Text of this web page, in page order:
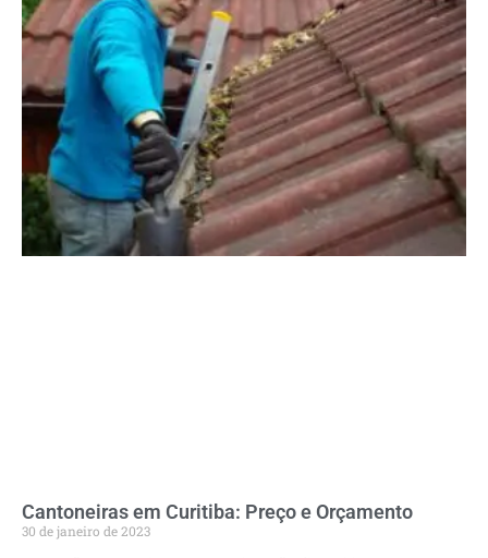
Cantoneiras em Curitiba: Preço e Orçamento
30 de janeiro de 2023